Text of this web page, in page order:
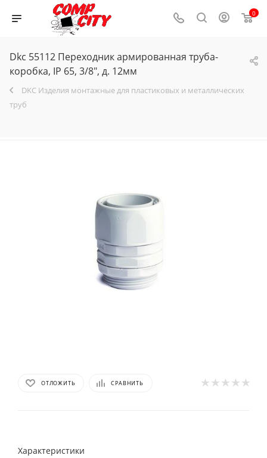
0
Dkc 55112 Переходник армированная труба-
коробка, IP 65, 3/8", д. 12мм
DKC Изделия монтажные для пластиковых и металлических
труб
ОТЛОЖИТЬ СРАВНИТЬ
Характеристики